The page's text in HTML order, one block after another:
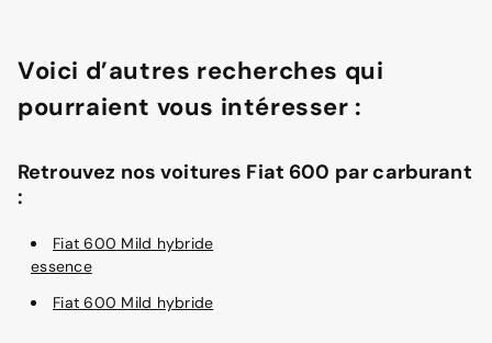
Voici d’autres recherches qui
pourraient vous intéresser :
Retrouvez nos voitures Fiat 600 par carburant
:
Fiat 600 Mild hybride
essence
Fiat 600 Mild hybride